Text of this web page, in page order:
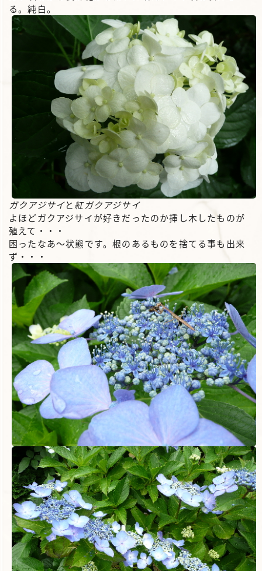
る。純白。
ガクアジサイと 紅ガクアジサイ
よほどガクアジサイが好きだったのか挿し木したものが
殖えて・・・
困ったなあ～状態です。根のあるものを捨てる事も出来
ず・・・